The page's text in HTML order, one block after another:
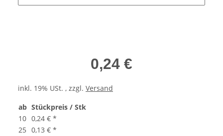
0,24 €
inkl. 19% USt. , zzgl. Versand
ab Stückpreis / Stk
10 0,24 € *
25 0,13 € *